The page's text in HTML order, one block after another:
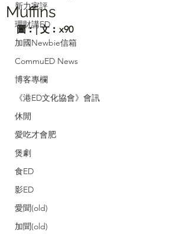
新力家評
理財講ED
加國Newbie信箱
CommuED News
博客專欄
《港ED文化協會》會訊
休閒
愛吃才會肥
煲劇
食ED
影ED
愛聞(old)
加聞(old)
Muffins
圖︰| 文︰x90